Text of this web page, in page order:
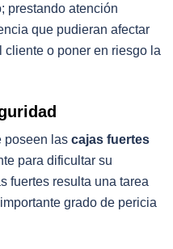
prestando atención
que pudieran afectar
cliente o poner en riesgo la
poseen las cajas fuertes
para dificultar su
fuertes resulta una tarea
grado de pericia